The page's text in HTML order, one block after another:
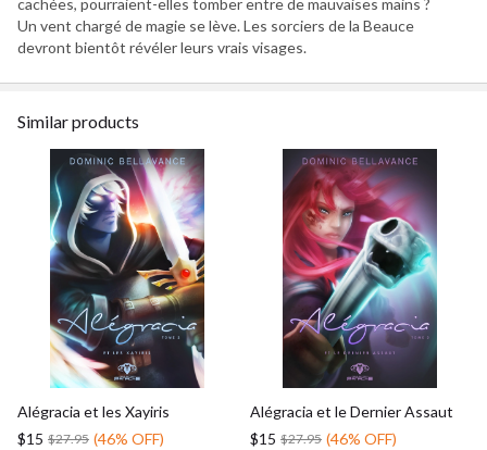
cachées, pourraient-elles tomber entre de mauvaises mains ?
Un vent chargé de magie se lève. Les sorciers de la Beauce
devront bientôt révéler leurs vrais visages.
Similar products
Alégracia et les Xayiris
$15 $27.95 (46% OFF)
Alégracia et le Dernier Assaut
$15 $27.95 (46% OFF)